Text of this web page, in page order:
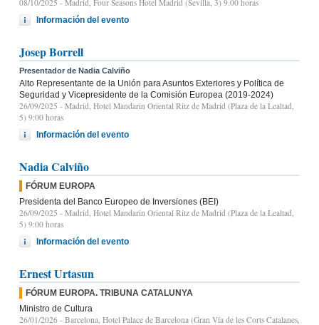
08/10/2025 - Madrid, Four Seasons Hotel Madrid (Sevilla, 3) 9.00 horas
Información del evento
Josep Borrell
Presentador de Nadia Calviño
Alto Representante de la Unión para Asuntos Exteriores y Política de
Seguridad y Vicepresidente de la Comisión Europea (2019-2024)
26/09/2025 - Madrid, Hotel Mandarin Oriental Ritz de Madrid (Plaza de la Lealtad,
5) 9:00 horas
Información del evento
Nadia Calviño
FÓRUM EUROPA
Presidenta del Banco Europeo de Inversiones (BEI)
26/09/2025 - Madrid, Hotel Mandarin Oriental Ritz de Madrid (Plaza de la Lealtad,
5) 9:00 horas
Información del evento
Ernest Urtasun
FÓRUM EUROPA. TRIBUNA CATALUNYA
Ministro de Cultura
26/01/2026 - Barcelona, Hotel Palace de Barcelona (Gran Vía de les Corts Catalanes,